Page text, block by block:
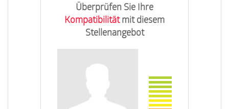
Überprüfen Sie Ihre
Kompatibilitätmit diesem
Stellenangebot